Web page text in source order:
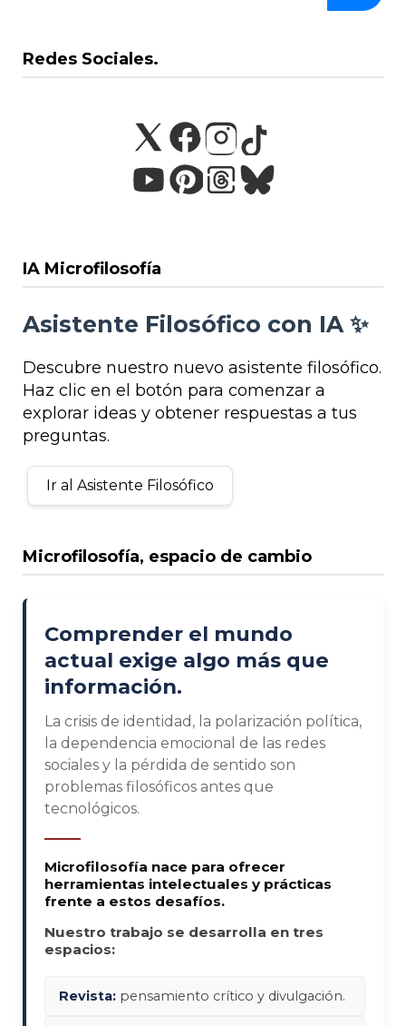
Redes Sociales.
IA Microfilosofía
Asistente Filosófico con IA ✨
Descubre nuestro nuevo asistente filosófico.
Haz clic en el botón para comenzar a
explorar ideas y obtener respuestas a tus
preguntas.
Ir al Asistente Filosófico
Microfilosofía, espacio de cambio
Comprender el mundo
actual exige algo más que
información.
La crisis de identidad, la polarización política,
la dependencia emocional de las redes
sociales y la pérdida de sentido son
problemas filosóficos antes que
tecnológicos.
Microfilosofía nace para ofrecer
herramientas intelectuales y prácticas
frente a estos desafíos.
Nuestro trabajo se desarrolla en tres
espacios:
Revista: pensamiento crítico y divulgación.